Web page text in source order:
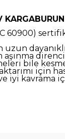
KARGABURUN
60900)
uzun
direnci
bile
için
iyi kavrama